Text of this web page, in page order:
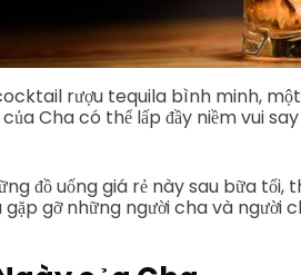
rượu tequila bình minh,
Cha có thể lấp đầy niềm vui
đồ uống giá rẻ này sau bữa
gỡ những người cha và người